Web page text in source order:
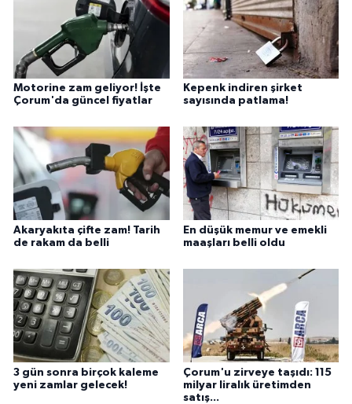
Motorine zam geliyor! İşte
Çorum'da güncel fiyatlar
Kepenk indiren şirket
sayısında patlama!
Akaryakıta çifte zam! Tarih
de rakam da belli
En düşük memur ve emekli
maaşları belli oldu
3 gün sonra birçok kaleme
yeni zamlar gelecek!
Çorum'u zirveye taşıdı: 115
milyar liralık üretimden
satış...